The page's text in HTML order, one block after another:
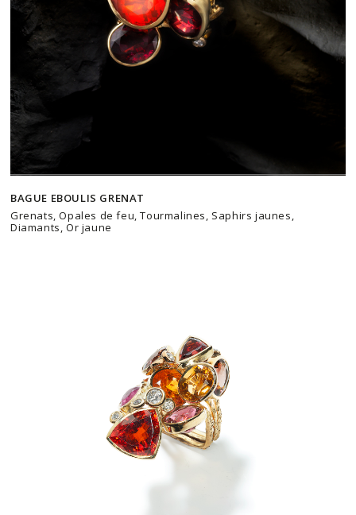
BAGUE EBOULIS GRENAT
Grenats, Opales de feu, Tourmalines, Saphirs jaunes,
Diamants, Or jaune